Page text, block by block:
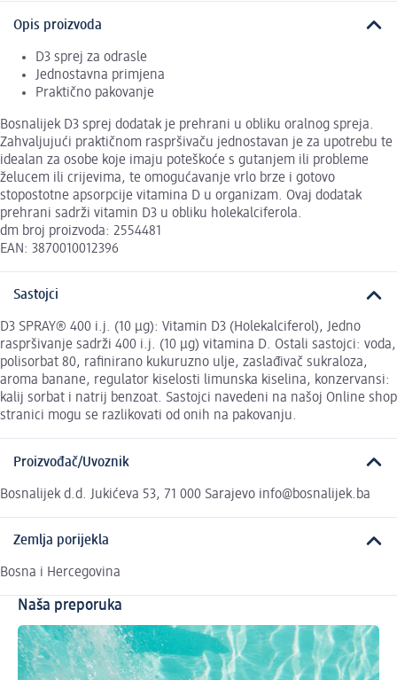
Opis proizvoda
D3 sprej za odrasle
Jednostavna primjena
Praktično pakovanje
Bosnalijek D3 sprej dodatak je prehrani u obliku oralnog spreja.
Zahvaljujući praktičnom raspršivaču jednostavan je za upotrebu te
idealan za osobe koje imaju poteškoće s gutanjem ili probleme
želucem ili crijevima, te omogućavanje vrlo brze i gotovo
stopostotne apsorpcije vitamina D u organizam. Ovaj dodatak
prehrani sadrži vitamin D3 u obliku holekalciferola.
dm broj proizvoda: 2554481
EAN: 3870010012396
Sastojci
D3 SPRAY® 400 i.j. (10 µg): Vitamin D3 (Holekalciferol), Jedno
raspršivanje sadrži 400 i.j. (10 µg) vitamina D. Ostali sastojci: voda,
polisorbat 80, rafinirano kukuruzno ulje, zaslađivač sukraloza,
aroma banane, regulator kiselosti limunska kiselina, konzervansi:
kalij sorbat i natrij benzoat. Sastojci navedeni na našoj Online shop
stranici mogu se razlikovati od onih na pakovanju.
Proizvođač/Uvoznik
Bosnalijek d.d. Jukićeva 53, 71 000 Sarajevo info@bosnalijek.ba
Zemlja porijekla
Bosna i Hercegovina
Naša preporuka